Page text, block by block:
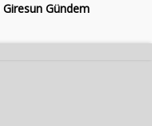
Giresun Gündem